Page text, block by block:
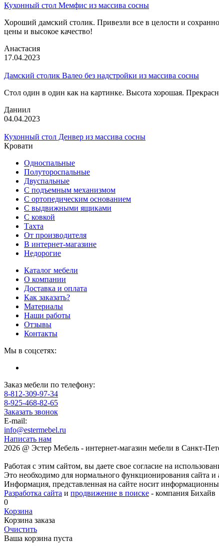
Кухонный стол Мемфис из массива сосны
Хороший дамский столик. Привезли все в целости и
цены и высокое качество!
Анастасия
17.04.2023
Дамский столик Валео без надстройки из массива сосны
Стол один в один как на картинке. Высота хорошая.
Даниил
04.04.2023
Кухонный стол Денвер из массива сосны
Кровати
Односпальные
Полутороспальные
Двуспальные
С подъемным механизмом
С ортопедическим основанием
С выдвижными ящиками
С ковкой
Тахта
От производителя
В интернет-магазине
Недорогие
Каталог мебели
О компании
Доставка и оплата
Как заказать?
Материалы
Наши работы
Отзывы
Контакты
Мы в соцсетях:
Заказ мебели по телефону:
8-812-309-97-34
8-925-468-82-65
Заказать звонок
E-mail:
info@estermebel.ru
Написать нам
2026 @ Эстер Мебель - интернет-магазин мебели в Санкт-
Работая с этим сайтом, вы даете свое согласие на
Это необходимо для нормального функционирования сайта и
Информация, представленная на сайте носит
Разработка сайта и продвижение в поиске - компания Бихайв
0
Корзина
Корзина заказа
Очистить
Ваша корзина пуста